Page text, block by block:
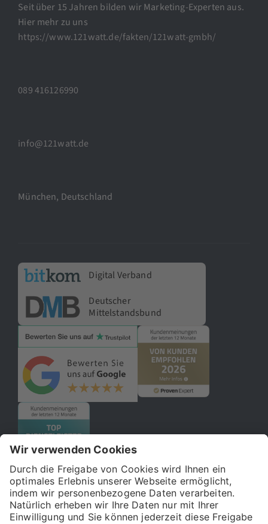
Seit über 15 Jahren bilden wir Marketing-Experten aus.
Hier mehr zu uns
https://www.121watt.de/fakten/121watt-gmbh/
089 416126990
info@121watt.de
München, Deutschland
Digital Verband
Deutscher
Mittelstandsbund